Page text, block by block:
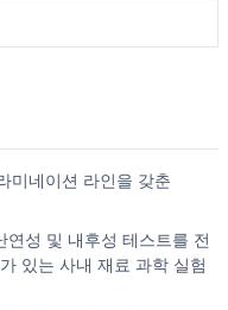
미네이션 라인을 갖춘
성 및 내후성 테스트를 전
있는 사내 재료 과학 실험